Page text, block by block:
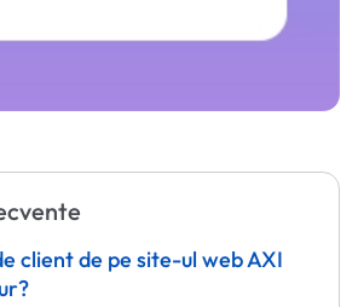
client de pe site-ul web AXI